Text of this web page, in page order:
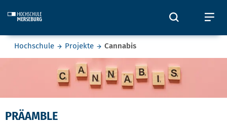
Öffnet
Sie befinden sich hier:
Hochschule Projekte Cannabis
Cannabis
PRÄAMBLE